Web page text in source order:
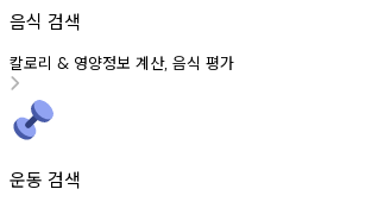
음식 검색
칼로리 & 영양정보 계산, 음식 평가
운동 검색